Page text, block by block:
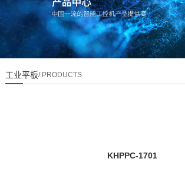
工业平板/ PRODUCTS
KHPPC-1701